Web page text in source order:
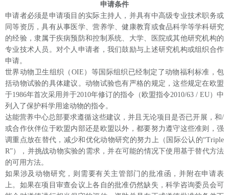
申请条件
申请者必须是申请项目的实际主持人，并具有中高级专业技术职务或
同等资历，具有从事医学、营养学、健康教育或食品科学等学科研究
的经验，隶属于疾病预防和控制系统、 大学、医院或其他研究机构的
专业技术人员。对个人申请者，我们鼓励与上述研究机构或组织合作
申请。
世界动物卫生组织（ OIE）等国际组织已经制定了动物福利标准，包
括动物试验的具体建议。动物试验也有严格的规定，这些规定在欧盟
于1986年首次采用并于2010年修订的指令（欧盟指令2010/63 / EU）中
列入了保护科学用途动物的指令。
达能营养中心总部要求遵循这些建议，并且无论项目是否已开展，和/
或合作伙伴位于欧盟内部还是欧盟以外，都要努力遵守这些准则，强
调重点放在替代，减少和优化动物研究的努力上（国际公认的“Triple
R”），并挑战动物实验的需求，并在可能的情况下使用基于替代方法
的可用方法。
如果涉及动物研究，则需要有关主管部门的批准函，并附在申请表
上。如果在项目审查会议上各自的批准仍然缺失，科学咨询委员会可